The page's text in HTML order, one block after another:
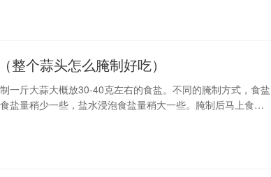
整个蒜头怎么腌制好吃）
一斤大蒜大概放30-40克左右的食盐。不同的腌制方式，食盐
盐量稍少一些，盐水浸泡食盐量稍大一些。腌制后马上食
去两头，用清水